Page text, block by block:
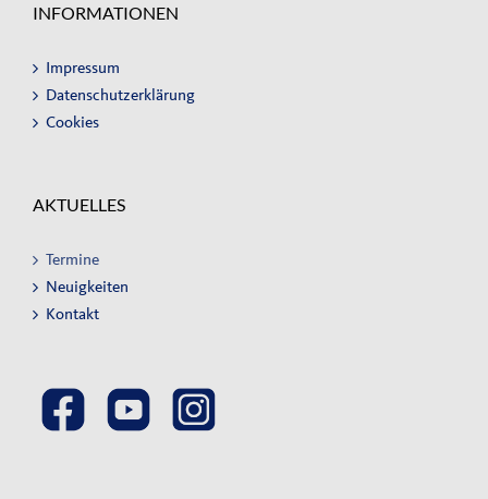
INFORMATIONEN
Impressum
Datenschutzerklärung
Cookies
AKTUELLES
Termine
Neuigkeiten
Kontakt